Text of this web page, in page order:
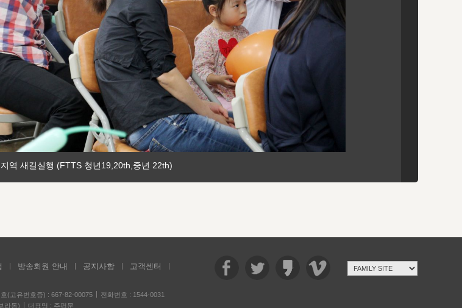
역 새길실행 (FTTS 청년19,20th,중년 22th)
방송회원 안내 공지사항
고객센터
(고유번호증) : 667-82-00075
전화번호 : 1544-0031
라동)
대표명 : 주평문